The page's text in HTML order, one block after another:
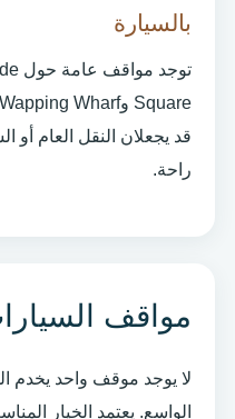
بالسيارة
قد يجعلان النقل العام أو
راحة.
مواقف
لا يوجد موقف واحد يخدم
الواسع. يعتمد الخيار